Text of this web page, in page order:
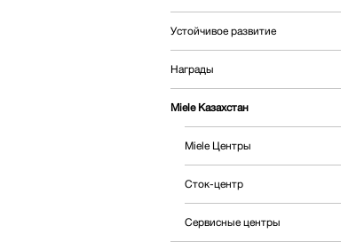
Устойчивое развитие
Награды
Miele Казахстан
Miele Центры
Сток-центр
Сервисные центры